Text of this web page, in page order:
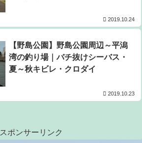
2019.10.24
【野島公園】野島公園周辺～平潟
湾の釣り場｜バチ抜けシーバス・
夏～秋キビレ・クロダイ
2019.10.23
スポンサーリンク